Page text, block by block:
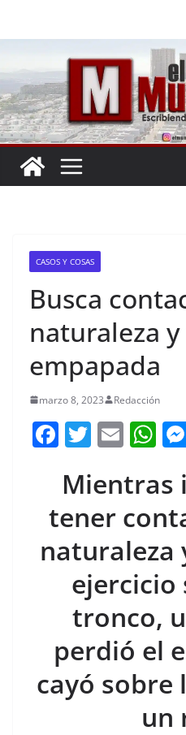
CASOS Y COSAS
Busca
naturaleza
empapada
marzo 8, 2023 Redacción
F
c
e
b
o
o
T
itt
er
E
ai
l
W
at
s
A
p
p
Mientras
tener
naturaleza
ejercicio
tronco,
perdió el
cayó sobre
un